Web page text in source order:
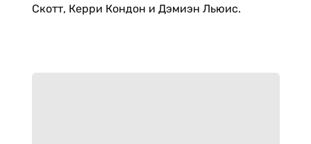
Скотт, Керри Кондон и Дэмиэн Льюис.